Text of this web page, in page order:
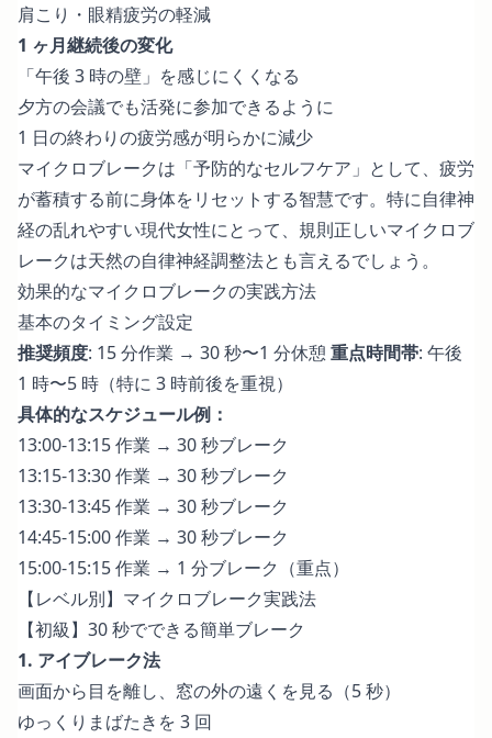
肩こり・眼精疲労の軽減
1 ヶ月継続後の変化
「午後 3 時の壁」を感じにくくなる
夕方の会議でも活発に参加できるように
1 日の終わりの疲労感が明らかに減少
マイクロブレークは「予防的なセルフケア」として、疲労
が蓄積する前に身体をリセットする智慧です。特に自律神
経の乱れやすい現代女性にとって、規則正しいマイクロブ
レークは天然の自律神経調整法とも言えるでしょう。
効果的なマイクロブレークの実践方法
基本のタイミング設定
推奨頻度: 15 分作業 → 30 秒〜1 分休憩 重点時間帯: 午後
1 時〜5 時（特に 3 時前後を重視）
具体的なスケジュール例：
13:00-13:15 作業 → 30 秒ブレーク
13:15-13:30 作業 → 30 秒ブレーク
13:30-13:45 作業 → 30 秒ブレーク
14:45-15:00 作業 → 30 秒ブレーク
15:00-15:15 作業 → 1 分ブレーク（重点）
【レベル別】マイクロブレーク実践法
【初級】30 秒でできる簡単ブレーク
1. アイブレーク法
画面から目を離し、窓の外の遠くを見る（5 秒）
ゆっくりまばたきを 3 回